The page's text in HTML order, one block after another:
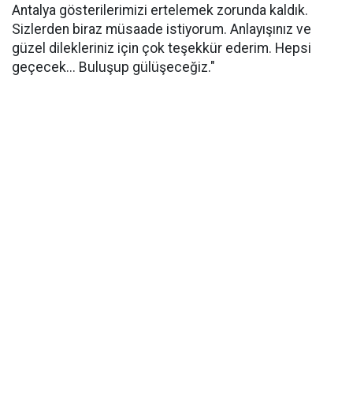
Antalya gösterilerimizi ertelemek zorunda kaldık.
Sizlerden biraz müsaade istiyorum. Anlayışınız ve
güzel dilekleriniz için çok teşekkür ederim. Hepsi
geçecek... Buluşup gülüşeceğiz."